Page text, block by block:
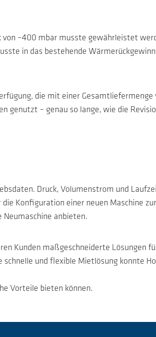
–400 mbar musste gewährleistet
in das bestehende
die mit einer Gesamtliefermenge
– genau so lange, wie die
Druck, Volumenstrom und
Konfiguration einer neuen Maschine
anbieten.
Kunden maßgeschneiderte Lösungen
schnelle und flexible Mietlösung konnte
Vorteile bieten können.